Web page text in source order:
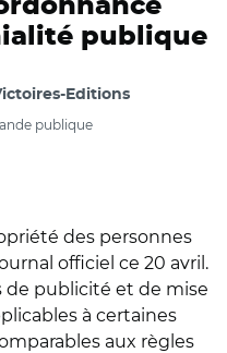
publique
Editions
publique
des personnes
officiel ce 20 avril.
publicité et de mise
à certaines
aux règles